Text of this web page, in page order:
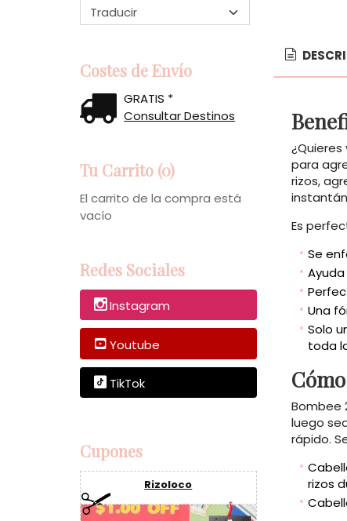
Costes de Envío
GRATIS *
Consultar Destinos
Tu Carrito (0)
El carrito de la compra está
vacío
Redes Sociales
Instagram
Youtube
TikTok
Cupones
Rizoloco
para
rizos,
Es
Se
Una
Solo
toda
Bombee
luego
rápido.
rizos